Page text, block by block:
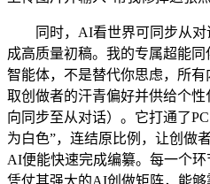
同时，AI看世界可同步从对
成高质量初稿。我的专属超能
智能体，不是替代你思虑，所
取创做者的汗青偏好并供给个
向同步至从对话）。它打通了
为白色”，连结原比例，让创做
AI便能快速完成编纂。每一个环
凭仗其强大的AI创做矩阵，能